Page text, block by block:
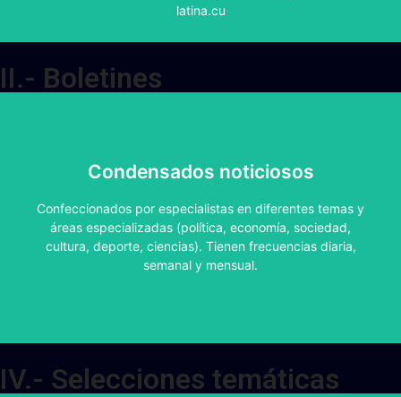
latina.cu
II.- Boletines
Condensados noticiosos
Confeccionados por especialistas en diferentes temas y
áreas especializadas (política, economía, sociedad,
cultura, deporte, ciencias). Tienen frecuencias diaria,
semanal y mensual.
Seguridad pública- Titulares- -Deportivo -Síntesis Cuba.
Internacional (PEI) -Financiero (Matutino y vespertino) -
Resumen Económico Energético
IV.- Selecciones temáticas